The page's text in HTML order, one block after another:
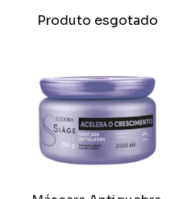
Produto esgotado